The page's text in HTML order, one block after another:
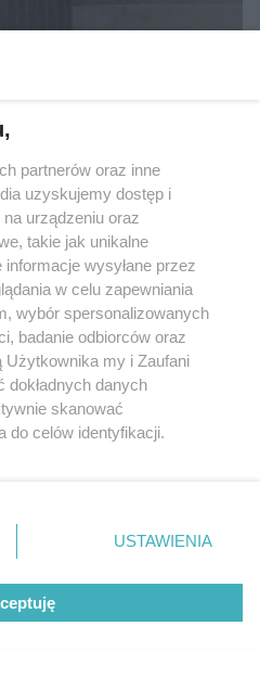
PORZĄDKI
na czystą
kamień i
noc
partnerów oraz inne
uzyskujemy dostęp i
urządzeniu oraz
takie jak unikalne
wysyłane przez
w celu zapewniania
wybór spersonalizowanych
badanie odbiorców oraz
Użytkownika my i Zaufani
danych
skanować
do celów identyfikacji.
ustawień prywatności
rogu strony
nie wymagają zgody
sprzeciwić się takiemu
miały zastosowanie tylko
USTAWIENIA